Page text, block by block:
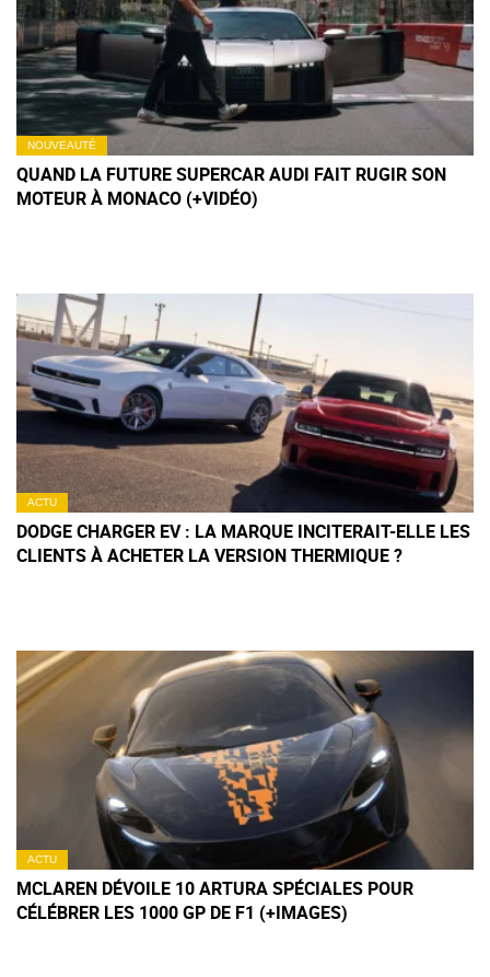
NOUVEAUTÉ
QUAND LA FUTURE SUPERCAR AUDI FAIT RUGIR SON
MOTEUR À MONACO (+VIDÉO)
ACTU
DODGE CHARGER EV : LA MARQUE INCITERAIT-ELLE LES
CLIENTS À ACHETER LA VERSION THERMIQUE ?
ACTU
MCLAREN DÉVOILE 10 ARTURA SPÉCIALES POUR
CÉLÉBRER LES 1000 GP DE F1 (+IMAGES)